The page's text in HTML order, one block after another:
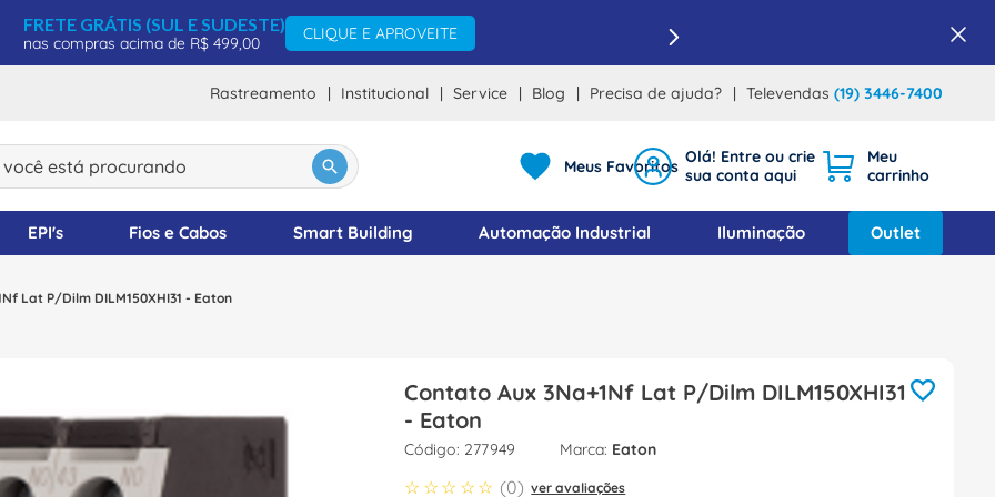
FRETE GRÁTIS (SUL E SUDESTE)
nas compras acima de R$ 499,00
CLIQUE E APROVEITE
Rastreamento Institucional Service Blog Precisa de ajuda? Televendas (19) 3446-7400
está procurando
Meus Favoritos
EPI's Fios e Cabos Smart Building Automação Industrial Iluminação Outlet
Lat P/Dilm DILM150XHI31 - Eaton
Contato Aux 3Na+1Nf Lat P/Dilm DILM150XHI31
- Eaton
: 277949 Eaton
☆ ☆ ☆ ☆ ☆ (0) ver avaliações